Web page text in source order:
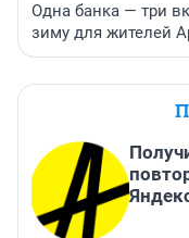
Одна банка — три
зиму для жителей